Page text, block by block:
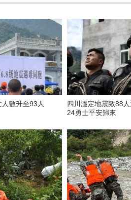
數升至93人
四川瀘定地震致88
24勇士平安歸來